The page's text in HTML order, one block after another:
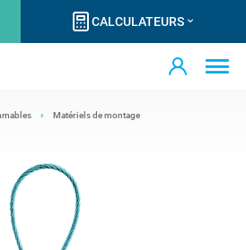
CALCULATEURS
Matériels de montage